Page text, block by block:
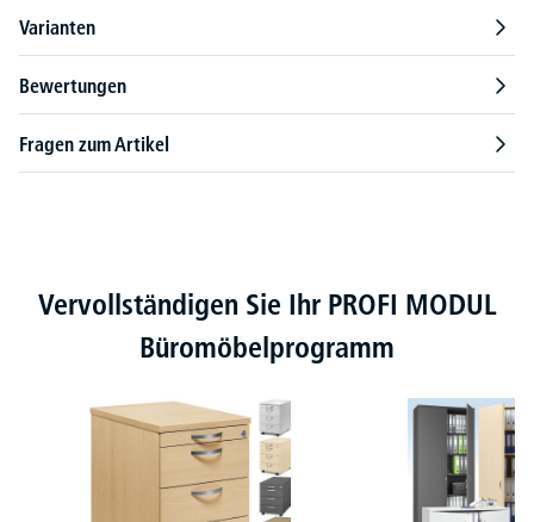
Varianten
Bewertungen
Fragen zum Artikel
Produktgalerie überspringen
Vervollständigen Sie Ihr PROFI MODUL
Büromöbelprogramm